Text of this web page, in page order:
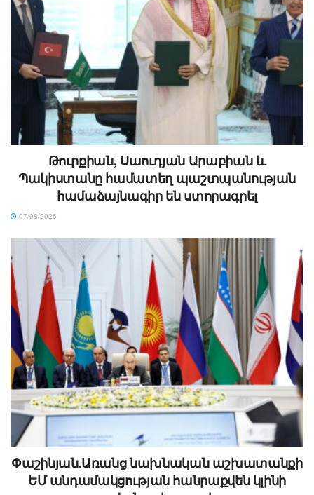
Թուրքիան, Սաուդյան Արաբիան և
Պակիստանը համատեղ պաշտպանության
համաձայնագիր են ստորագրել
07/08/2026
Փաշինյան.Առանց նախնական աշխատանքի
ԵՄ անդամակցության հանրաքվեն կլինի